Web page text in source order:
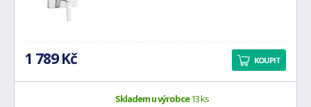
1 789 Kč KOUPIT
Skladem u výrobce13 ks